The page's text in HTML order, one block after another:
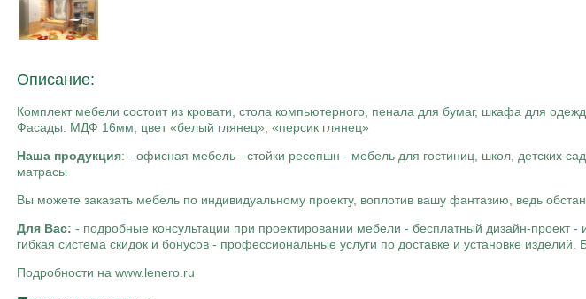
Описание:
Комплект мебели состоит из кровати, стола компьютерного, пенала для бумаг, шкафа для
Фасады: МДФ 16мм, цвет «белый глянец», «персик глянец»
Наша продукция: - офисная мебель - стойки ресепшн - мебель для гостиниц, школ, детских
матрасы
Вы можете заказать мебель по индивидуальному проекту, воплотив вашу фантазию, ведь
Для Вас: - подробные консультации при проектировании мебели - бесплатный дизайн-проект
гибкая система скидок и бонусов - профессиональные услуги по доставке и установке
Подробности на www.lenero.ru